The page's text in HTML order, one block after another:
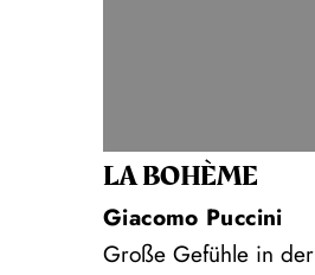
LA BOHÈME
Giacomo Puccini
Große Gefühle in